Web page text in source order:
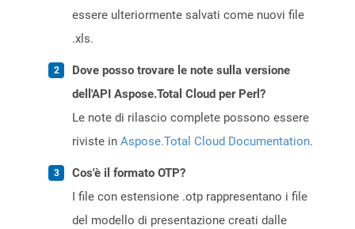
essere ulteriormente salvati come nuovi file
.xls.
Dove posso trovare le note sulla versione
dell'API Aspose.Total Cloud per Perl?
Le note di rilascio complete possono essere
riviste in Aspose.Total Cloud Documentation.
Cos'è il formato OTP?
I file con estensione .otp rappresentano i file
del modello di presentazione creati dalle